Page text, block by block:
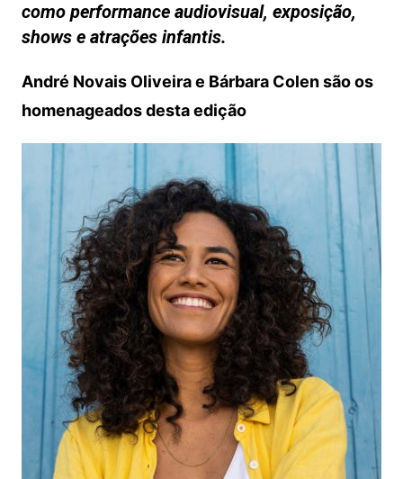
como performance audiovisual, exposição,
shows e atrações infantis.
André Novais Oliveira e Bárbara Colen são os
homenageados desta edição